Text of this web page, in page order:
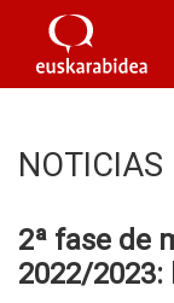
NOTICIAS
2ª fase de
2022/